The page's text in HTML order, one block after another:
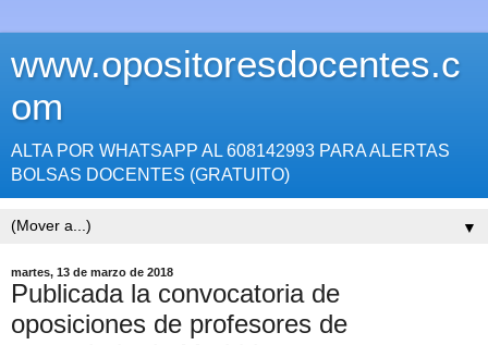
www.opositoresdocentes.c
om
ALTA POR WHATSAPP AL 608142993 PARA ALERTAS
BOLSAS DOCENTES (GRATUITO)
▼
martes, 13 de marzo de 2018
Publicada la convocatoria de
oposiciones de profesores de